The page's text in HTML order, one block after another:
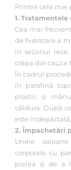
Printre cele mai
1.
Cea mai
de hidratare a
în sezonul
crăpa din cauza
În cadrul
în parafină
plastic și
căldura. După
este
2. Împachetări
Unele
corporale cu
pielea și de a